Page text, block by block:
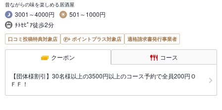
昔ながらの味を楽しめる居酒屋
3001～4000円
501～1000円
ﾁﾄｾﾋﾟｱ徒歩2分
口コミ投稿特典対象店 ポイントプラス対象店 適格請求書発行事業者
クーポン コース
【団体様割引】30名様以上の3500円以上のコース予約で全員200円Ｏ
ＦＦ！